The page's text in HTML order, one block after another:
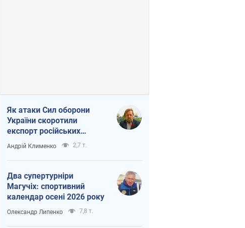
Як атаки Сил оборони
України скоротили
експорт російських
нафтопродуктів
Андрій Клименко 2,7 т.
Два супертурніри
Магучіх: спортивний
календар осені 2026 року
Олександр Липенко 7,8 т.